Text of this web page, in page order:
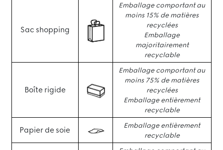
Sac shopping
Emballage comportant au
moins 15% de matières
recyclées
Emballage
majoritairement
recyclable
Boîte rigide
Emballage comportant au
moins 75% de matières
recyclées
Emballage entièrement
recyclable
Papier de soie
Emballage entièrement
recyclable